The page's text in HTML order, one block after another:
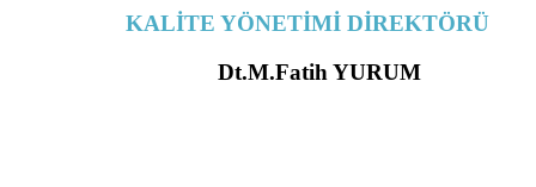
KALİTE YÖNETİMİ DİREKTÖRÜ
Dt.M.Fatih YURUM